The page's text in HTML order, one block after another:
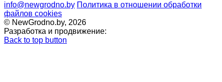
info@newgrodno.by Политика в отношении обработки
файлов cookies
© NewGrodno.by, 2026
Разработка и продвижение:
Back to top button